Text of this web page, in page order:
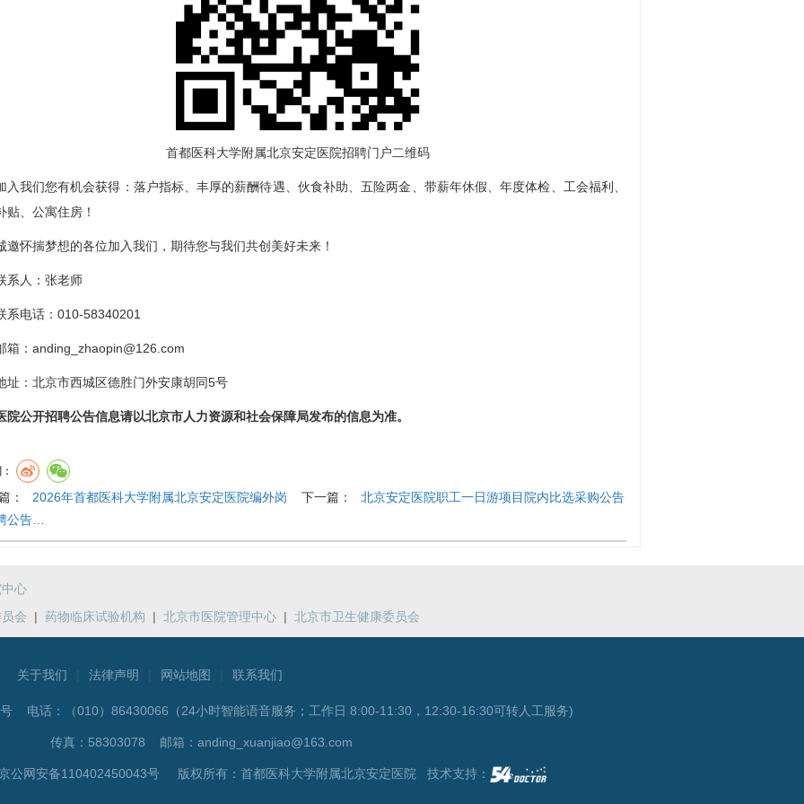
首都医科大学附属北京安定医院招聘门户二维码
入我们您有机会获得：落户指标、丰厚的薪酬待遇、伙食补助、五险两金、带薪年休假、年度体检、工会福利、
贴、公寓住房！
邀怀揣梦想的各位加入我们，期待您与我们共创美好未来！
系人：张老师
系电话：010-58340201
箱：anding_zhaopin@126.com
址：北京市西城区德胜门外安康胡同5号
院公开招聘公告信息请以北京市人力资源和社会保障局发布的信息为准。
：
2026年首都医科大学附属北京安定医院编外岗
公告…
下一篇： 北京安定医院职工一日游项目院内比选采购公告
心
会
| 药物临床试验机构 | 北京市医院管理中心 | 北京市卫生健康委员会
关于我们 法律声明 网站地图 联系我们
号 电话： （010）86430066（24小时智能语音服务；工作日 8:00-11:30，12:30-16:30可转人工服务)
传真：58303078 邮箱：anding_xuanjiao@163.com
网安备110402450043号 版权所有：首都医科大学附属北京安定医院 技术支持：